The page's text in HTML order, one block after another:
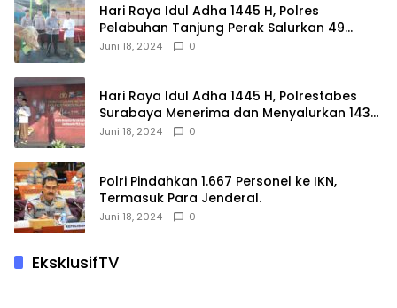
Hari Raya Idul Adha 1445 H, Polres
Pelabuhan Tanjung Perak Salurkan 49
Hewan Korban.
Juni 18, 2024 0
Hari Raya Idul Adha 1445 H, Polrestabes
Surabaya Menerima dan Menyalurkan 143
Hewan Kurban
Juni 18, 2024 0
Polri Pindahkan 1.667 Personel ke IKN,
Termasuk Para Jenderal.
Juni 18, 2024 0
EksklusifTV